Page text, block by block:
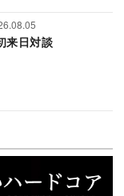
来日対談